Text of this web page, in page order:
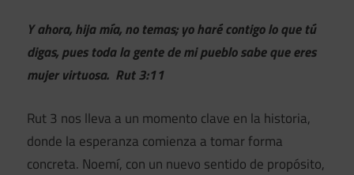
Y ahora, hija mía, no temas; yo haré contigo lo que tú
digas, pues toda la gente de mi pueblo sabe que eres
mujer virtuosa. Rut 3:11
Rut 3 nos lleva a un momento clave en la historia,
donde la esperanza comienza a tomar forma
concreta. Noemí, con un nuevo sentido de propósito,